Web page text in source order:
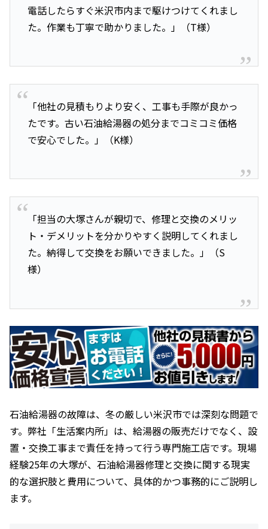
電話したらすぐ米沢市内まで駆けつけてくれまし
た。作業も丁寧で助かりました。」（T様）
「他社の見積もりより安く、工事も手際が良かっ
たです。古い石油給湯器の処分までコミコミ価格
で安心でした。」（K様）
「担当の大塚さんが親切で、修理と交換のメリッ
ト・デメリットを分かりやすく説明してくれまし
た。納得して交換をお願いできました。」（S
様）
石油給湯器の故障は、冬の厳しい米沢市では深刻な問題で
す。弊社「生活案内所」は、給湯器の販売だけでなく、設
置・交換工事まで責任を持って行う専門施工店です。現場
経験25年の大塚が、石油給湯器修理と交換に関する現実
的な選択肢と費用について、具体的かつ事務的にご説明し
ます。